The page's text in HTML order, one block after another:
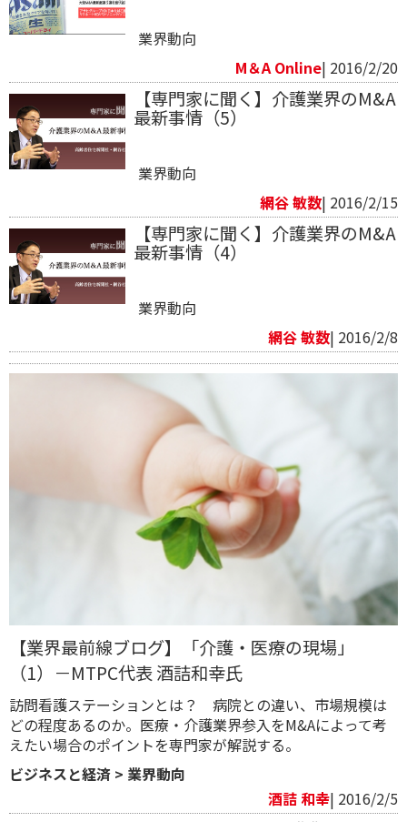
業界動向
M＆A Online| 2016/2/20
【専門家に聞く】介護業界のM&A
最新事情（5）
業界動向
網谷 敏数| 2016/2/15
【専門家に聞く】介護業界のM&A
最新事情（4）
業界動向
網谷 敏数| 2016/2/8
【業界最前線ブログ】「介護・医療の現場」
（1）－MTPC代表 酒詰和幸氏
訪問看護ステーションとは？ 病院との違い、市場規模は
どの程度あるのか。医療・介護業界参入をM&Aによって考
えたい場合のポイントを専門家が解説する。
ビジネスと経済 > 業界動向
酒詰 和幸| 2016/2/5